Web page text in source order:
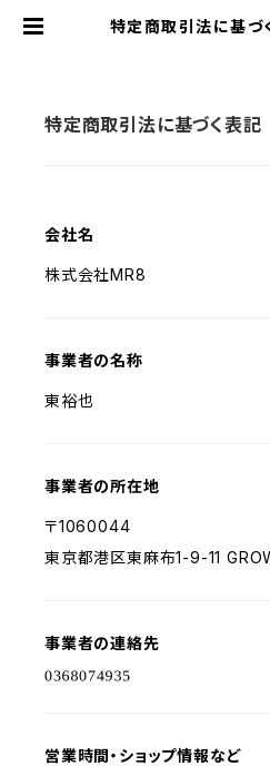
特定商取引法に基づ
特定商取引法に基づく表記
会社名
株式会社MR8
事業者の名称
東裕也
事業者の所在地
〒1060044
東京都港区東麻布1-9-11
事業者の連絡先
営業時間・ショップ情報など